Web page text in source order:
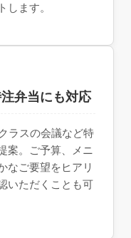
します。
弁当にも対応
ラスの会議など特
案。ご予算、メニ
なご要望をヒアリ
いただくことも可